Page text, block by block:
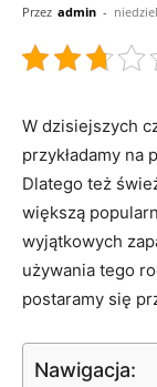
Przez admin -
W dzisiejszych
przykładamy ⁤na
Dlatego też
większą
wyjątkowych
używania tego
postaramy się⁢
Nawigacja: